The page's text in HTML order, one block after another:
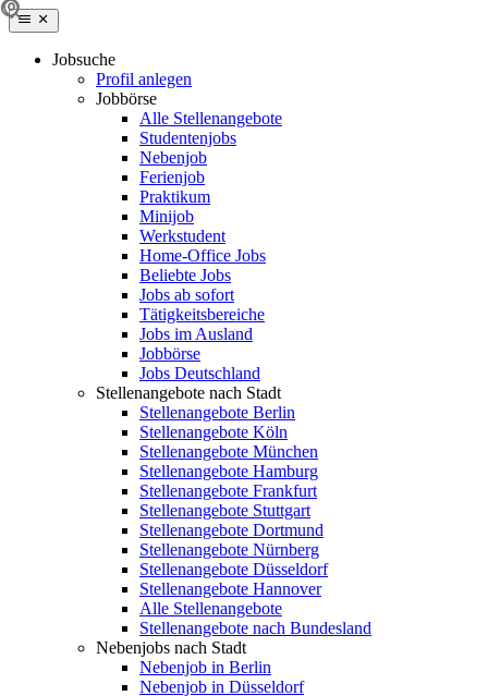
Jobsuche
Profil anlegen
Jobbörse
Alle Stellenangebote
Studentenjobs
Nebenjob
Ferienjob
Praktikum
Minijob
Werkstudent
Home-Office Jobs
Beliebte Jobs
Jobs ab sofort
Tätigkeitsbereiche
Jobs im Ausland
Jobbörse
Jobs Deutschland
Stellenangebote nach Stadt
Stellenangebote Berlin
Stellenangebote Köln
Stellenangebote München
Stellenangebote Hamburg
Stellenangebote Frankfurt
Stellenangebote Stuttgart
Stellenangebote Dortmund
Stellenangebote Nürnberg
Stellenangebote Düsseldorf
Stellenangebote Hannover
Alle Stellenangebote
Stellenangebote nach Bundesland
Nebenjobs nach Stadt
Nebenjob in Berlin
Nebenjob in Düsseldorf